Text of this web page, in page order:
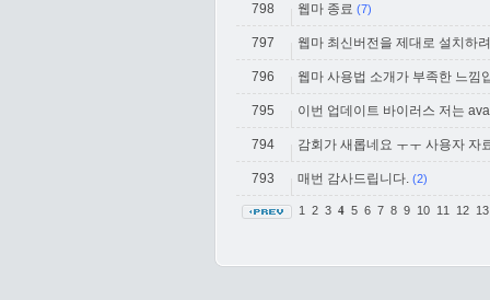
798 웹마 종료 (7)
797 웹마 최신버전을 제대로 설치하
796 웹마 사용법 소개가 부족한 느낌
795 이번 업데이트 바이러스 저는
794 감회가 새롭네요 ㅜㅜ 사용자 자
793 매번 감사드립니다. (2)
1 2 3 4 5 6 7 8 9 10 11 12